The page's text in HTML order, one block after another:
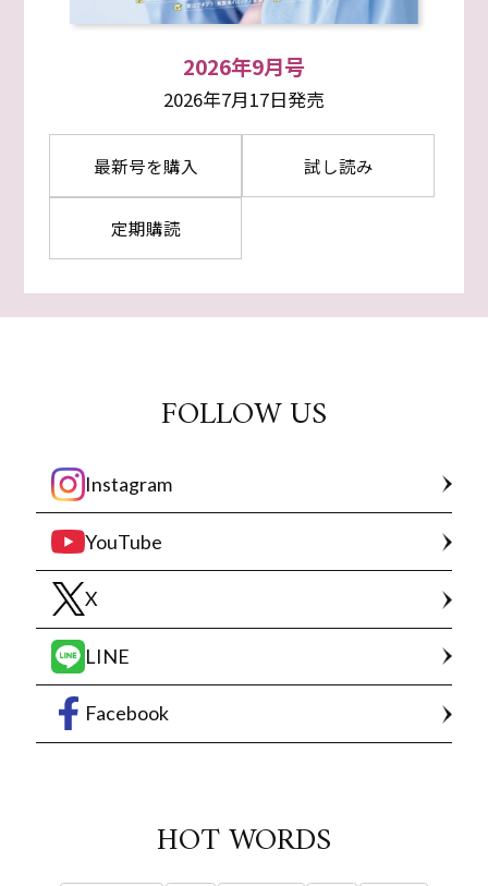
2026年9月号
2026年7月17日発売
最新号を購入 試し読み
定期購読
FOLLOW US
Instagram
YouTube
X
LINE
Facebook
HOT WORDS